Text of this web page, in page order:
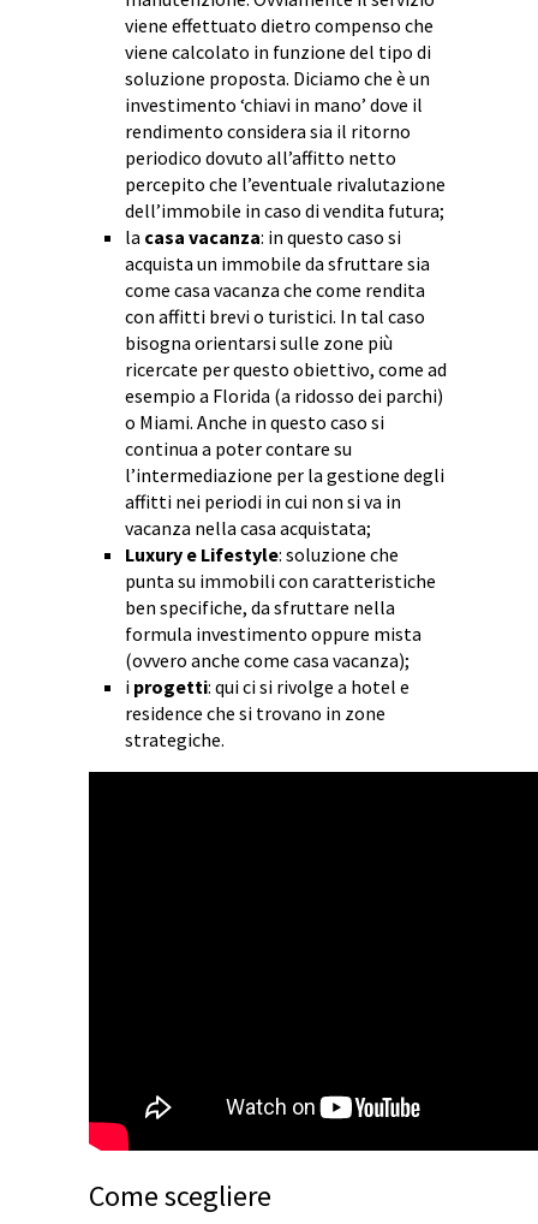
viene effettuato dietro compenso che
viene calcolato in funzione del tipo di
soluzione proposta. Diciamo che è un
investimento ‘chiavi in mano’ dove il
rendimento considera sia il ritorno
periodico dovuto all’affitto netto
percepito che l’eventuale rivalutazione
dell’immobile in caso di vendita futura;
la casa vacanza: in questo caso si
acquista un immobile da sfruttare sia
come casa vacanza che come rendita
con affitti brevi o turistici. In tal caso
bisogna orientarsi sulle zone più
ricercate per questo obiettivo, come ad
esempio a Florida (a ridosso dei parchi)
o Miami. Anche in questo caso si
continua a poter contare su
l’intermediazione per la gestione degli
affitti nei periodi in cui non si va in
vacanza nella casa acquistata;
Luxury e Lifestyle: soluzione che
punta su immobili con caratteristiche
ben specifiche, da sfruttare nella
formula investimento oppure mista
(ovvero anche come casa vacanza);
i progetti: qui ci si rivolge a hotel e
residence che si trovano in zone
strategiche.
Come scegliere